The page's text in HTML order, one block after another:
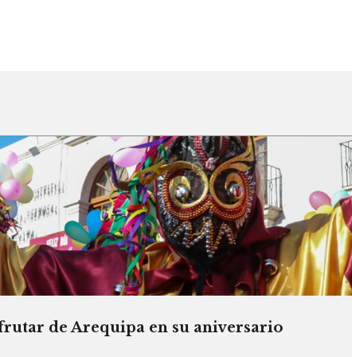
de Arequipa en su aniversario